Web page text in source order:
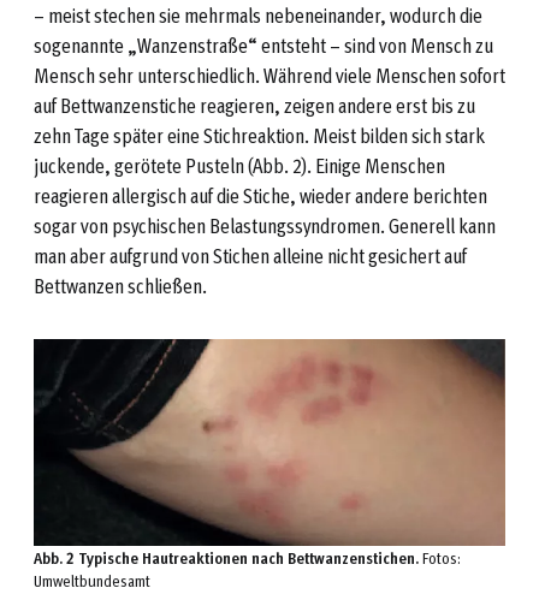
– meist stechen sie mehrmals nebeneinander, wodurch die
sogenannte „Wanzenstraße“ entsteht – sind von Mensch zu
Mensch sehr unterschiedlich. Während viele Menschen sofort
auf Bettwanzenstiche reagieren, zeigen andere erst bis zu
zehn Tage später eine Stichreaktion. Meist bilden sich stark
juckende, gerötete Pusteln (Abb. 2). Einige Menschen
reagieren allergisch auf die Stiche, wieder andere berichten
sogar von psychischen Belastungssyndromen. Generell kann
man aber aufgrund von Stichen alleine nicht gesichert auf
Bettwanzen schließen.
Abb. 2 Typische Hautreaktionen nach Bettwanzenstichen.Fotos:
Umweltbundesamt